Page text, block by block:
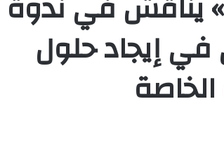
في إيجاد حلول